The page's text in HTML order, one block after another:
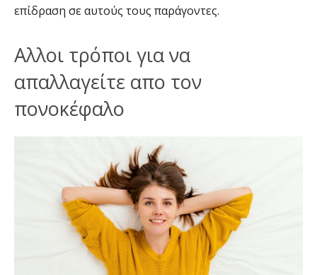
επίδραση σε αυτούς τους παράγοντες.
Αλλοι τρόποι για να
απαλλαγείτε απο τον
πονοκέφαλο